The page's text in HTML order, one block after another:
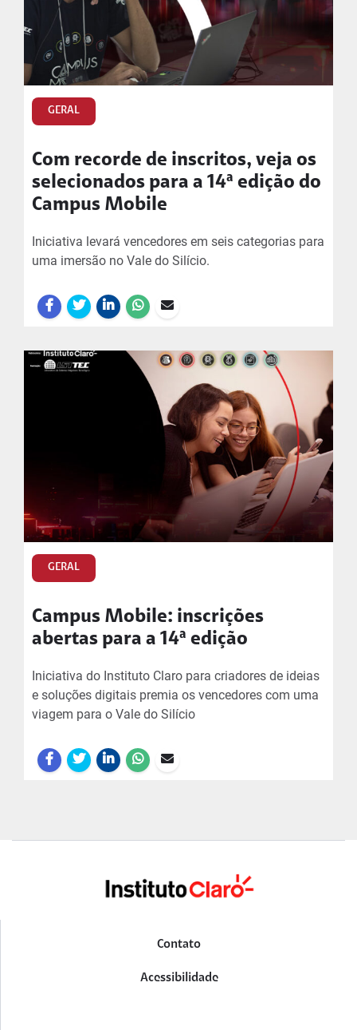
GERAL
Com recorde de inscritos, veja os
selecionados para a 14ª edição do
Campus Mobile
Iniciativa levará vencedores em seis categorias para
uma imersão no Vale do Silício.
GERAL
Campus Mobile: inscrições
abertas para a 14ª edição
Iniciativa do Instituto Claro para criadores de ideias
e soluções digitais premia os vencedores com uma
viagem para o Vale do Silício
Contato
Acessibilidade